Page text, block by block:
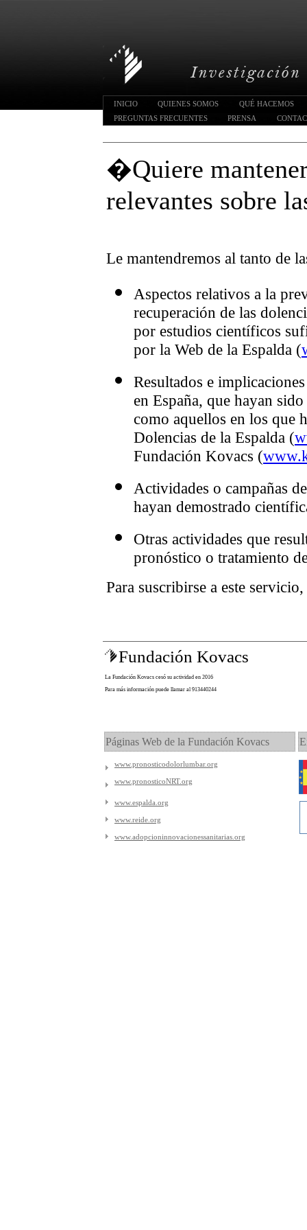
INICIO QUIENES SOMOS
QUÉ HACEMOS
PREGUNTAS FRECUENTES
PRENSA
�Quiere
relevantes sobre
Le mantendremos al tanto de
Aspectos relativos a la
recuperación de las
por estudios científicos
por la Web de la Espalda (
Resultados e
en España, que hayan
como aquellos en los que
Dolencias de la Espalda (
Fundación Kovacs (
Actividades o campañas
hayan demostrado
Otras actividades que
pronóstico o tratamiento
Para suscribirse a este
Fundación Kovacs
La Fundación Kovacs cesó su actividad en 2016
Para más información puede llamar al 913440244
Páginas Web de la Fundación Kovacs
www.pronosticodolorlumbar.org
www.pronosticoNRT.org
www.espalda.org
www.reide.org
www.adopcioninnovacionessanitarias.org